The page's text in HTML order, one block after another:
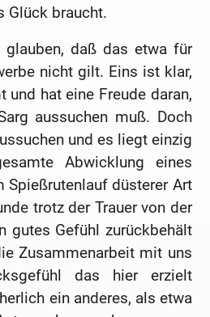
Glück braucht.
daß das etwa für
nicht gilt. Eins ist klar,
hat eine Freude daran,
aussuchen muß. Doch
und es liegt einzig
Abwicklung eines
Spießrutenlauf düsterer Art
trotz der Trauer von der
gutes Gefühl zurückbehält
Zusammenarbeit mit uns
das hier erzielt
ein anderes, als etwa